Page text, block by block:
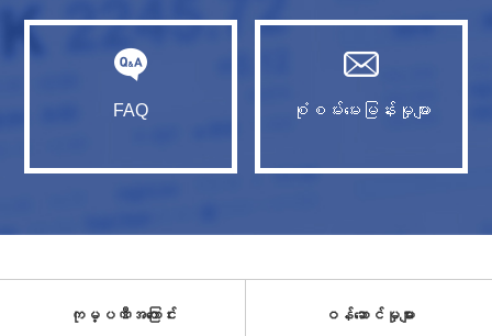
FAQ စုံစမ်းမေးမြန်းမှုများ
ကုမ္ပဏီအကြောင်း ဝန်ဆောင်မှုများ